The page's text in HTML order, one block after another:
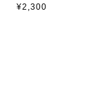
¥2,300